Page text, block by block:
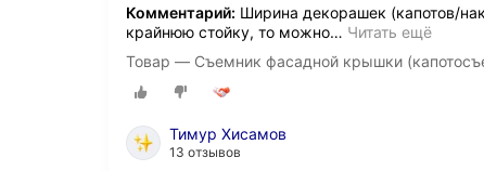
Комментарий: Ширина декорашек (капотов/
крайнюю стойку, то можно… Читать ещё
Товар — Съемник фасадной крышки
Тимур Хисамов
13 отзывов